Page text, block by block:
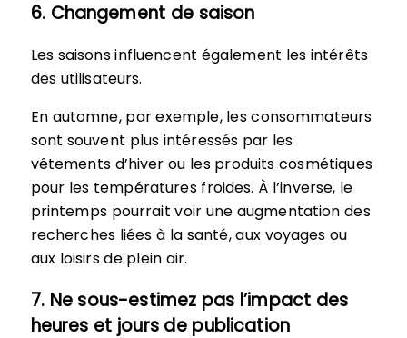
6. Changement de saison
Les saisons influencent également les intérêts
des utilisateurs.
En automne, par exemple, les consommateurs
sont souvent plus intéressés par les
vêtements d’hiver ou les produits cosmétiques
pour les températures froides. À l’inverse, le
printemps pourrait voir une augmentation des
recherches liées à la santé, aux voyages ou
aux loisirs de plein air.
7. Ne sous-estimez pas l’impact des
heures et jours de publication